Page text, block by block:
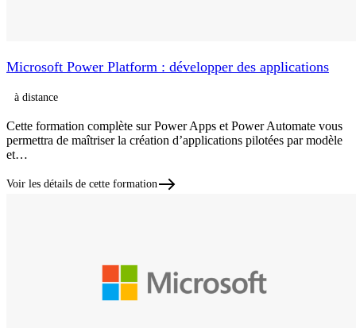
Microsoft Power Platform : développer des applications
à distance
Cette formation complète sur Power Apps et Power Automate vous
permettra de maîtriser la création d’applications pilotées par modèle
et…
Voir les détails de cette formation